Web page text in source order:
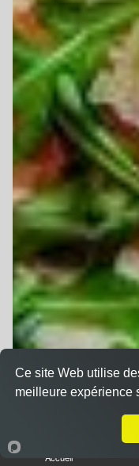
Accueil
Ce site Web utilise
meilleure expérience